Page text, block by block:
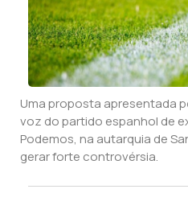
Uma proposta apresentada
voz do partido espanhol de
Podemos, na autarquia de
gerar forte controvérsia.